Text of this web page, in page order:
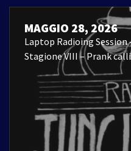
MAGGIO 28, 2026
Laptop Radioing Session
Stagione VIII – Prank